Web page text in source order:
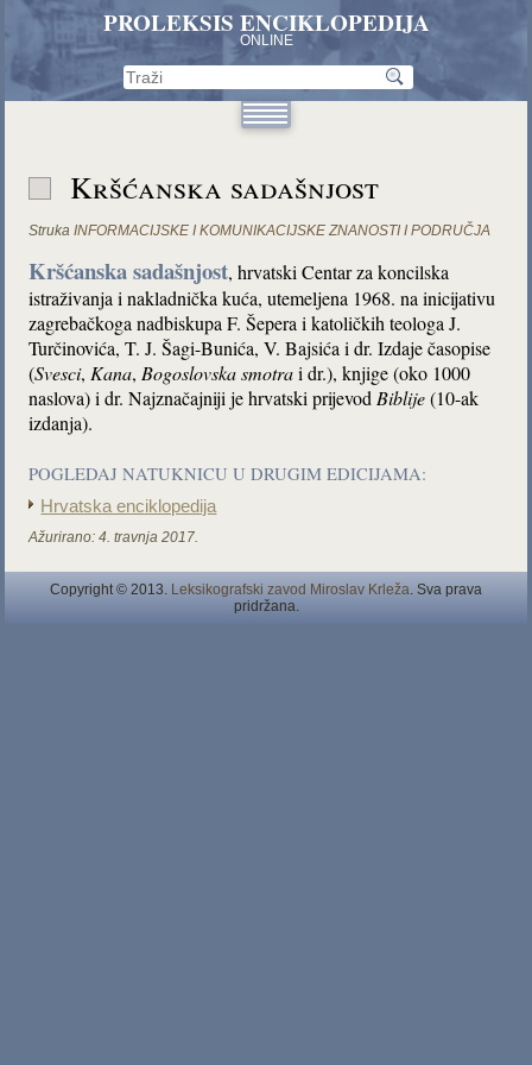
PROLEKSIS ENCIKLOPEDIJA
ONLINE
Kršćanska sadašnjost
Struka INFORMACIJSKE I KOMUNIKACIJSKE ZNANOSTI I PODRUČJA
Kršćanska sadašnjost, hrvatski Centar za koncilska
istraživanja i nakladnička kuća, utemeljena 1968. na inicijativu
zagrebačkoga nadbiskupa F. Šepera i katoličkih teologa J.
Turčinovića, T. J. Šagi-Bunića, V. Bajsića i dr. Izdaje časopise
(Svesci, Kana, Bogoslovska smotrai dr.), knjige (oko 1000
naslova) i dr. Najznačajniji je hrvatski prijevod Biblije(10-ak
izdanja).
POGLEDAJ NATUKNICU U DRUGIM EDICIJAMA:
Hrvatska enciklopedija
Ažurirano: 4. travnja 2017.
Copyright © 2013. Leksikografski zavod Miroslav Krleža. Sva prava
pridržana.